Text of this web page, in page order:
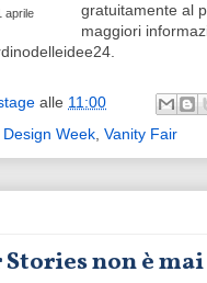
aprile
gratuitamente al
maggiori
alle 11:00
Design Week, Vanity Fair
non è